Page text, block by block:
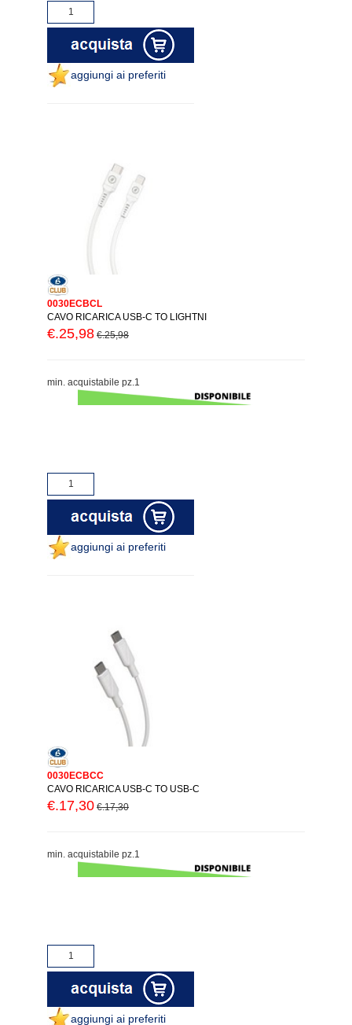
aggiungi ai preferiti
0030ECBCL
CAVO RICARICA USB-C TO LIGHTNI
€.25,98 €.25,98
min. acquistabile pz.1
aggiungi ai preferiti
0030ECBCC
CAVO RICARICA USB-C TO USB-C
€.17,30 €.17,30
min. acquistabile pz.1
aggiungi ai preferiti